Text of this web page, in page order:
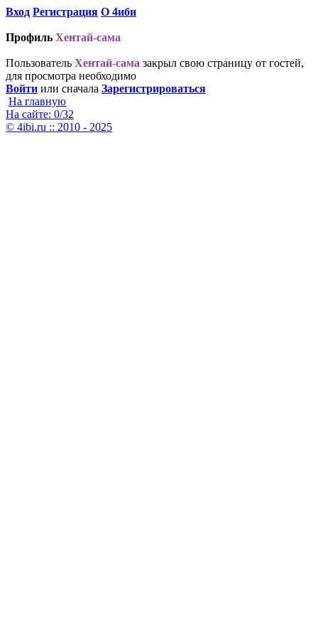
Вход Регистрация О 4иби
Профиль Хентай-сама
Пользователь Хентай-сама закрыл свою страницу от гостей,
для просмотра необходимо
Войти или сначала Зарегистрироваться
На главную
На сайте: 0/32
© 4ibi.ru :: 2010 - 2025